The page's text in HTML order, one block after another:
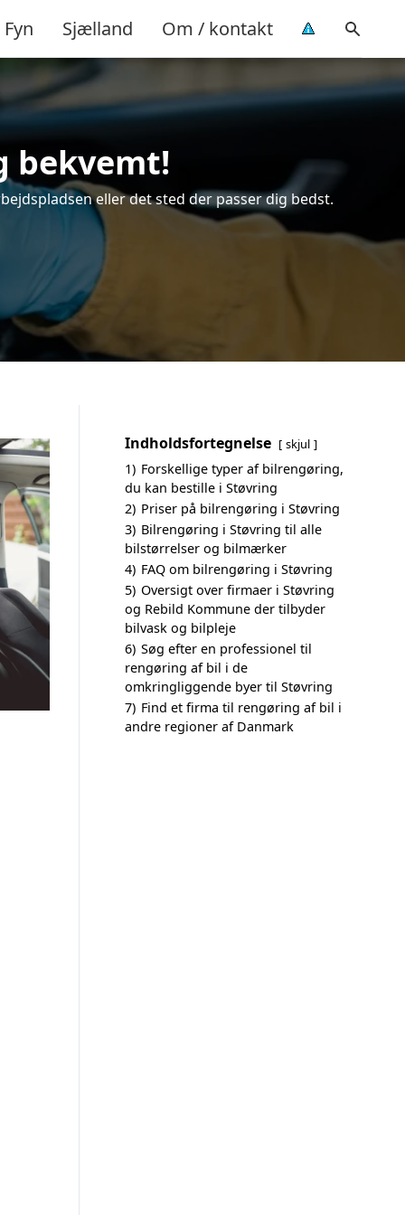
Fyn Sjælland Om / kontakt
bekvemt!
eller det sted der passer dig bedst.
Indholdsfortegnelse skjul
1) Forskellige typer af bilrengøring,
du kan bestille i Støvring
2) Priser på bilrengøring i Støvring
3) Bilrengøring i Støvring til alle
bilstørrelser og bilmærker
4) FAQ om bilrengøring i Støvring
5) Oversigt over firmaer i Støvring
og Rebild Kommune der tilbyder
bilvask og bilpleje
6) Søg efter en professionel til
rengøring af bil i de
omkringliggende byer til Støvring
7) Find et firma til rengøring af bil i
andre regioner af Danmark